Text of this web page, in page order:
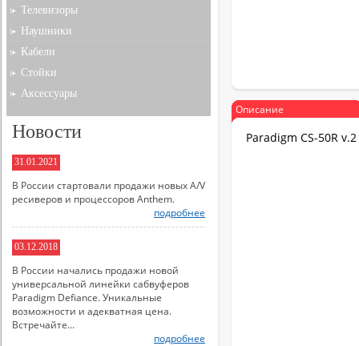
Описание
Paradigm CS-50R
Телевизоры
Наушники
Кабели
Стойки
Аксессуары
Новости
31.01.2021
В России стартовали продажи новых A/V
ресиверов и процессоров Anthem.
подробнее
03.12.2018
В России начались продажи новой
универсальной линейки сабвуферов
Paradigm Defiance. Уникальные
возможности и адекватная цена.
Встречайте...
подробнее